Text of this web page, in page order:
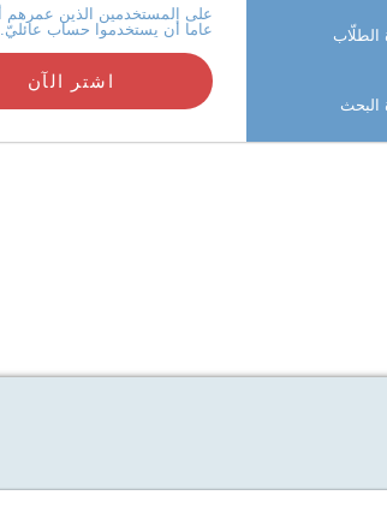
الطلّاب
البحث
عاما أن يستخدموا حساب عائليّ.
اشتر الآن